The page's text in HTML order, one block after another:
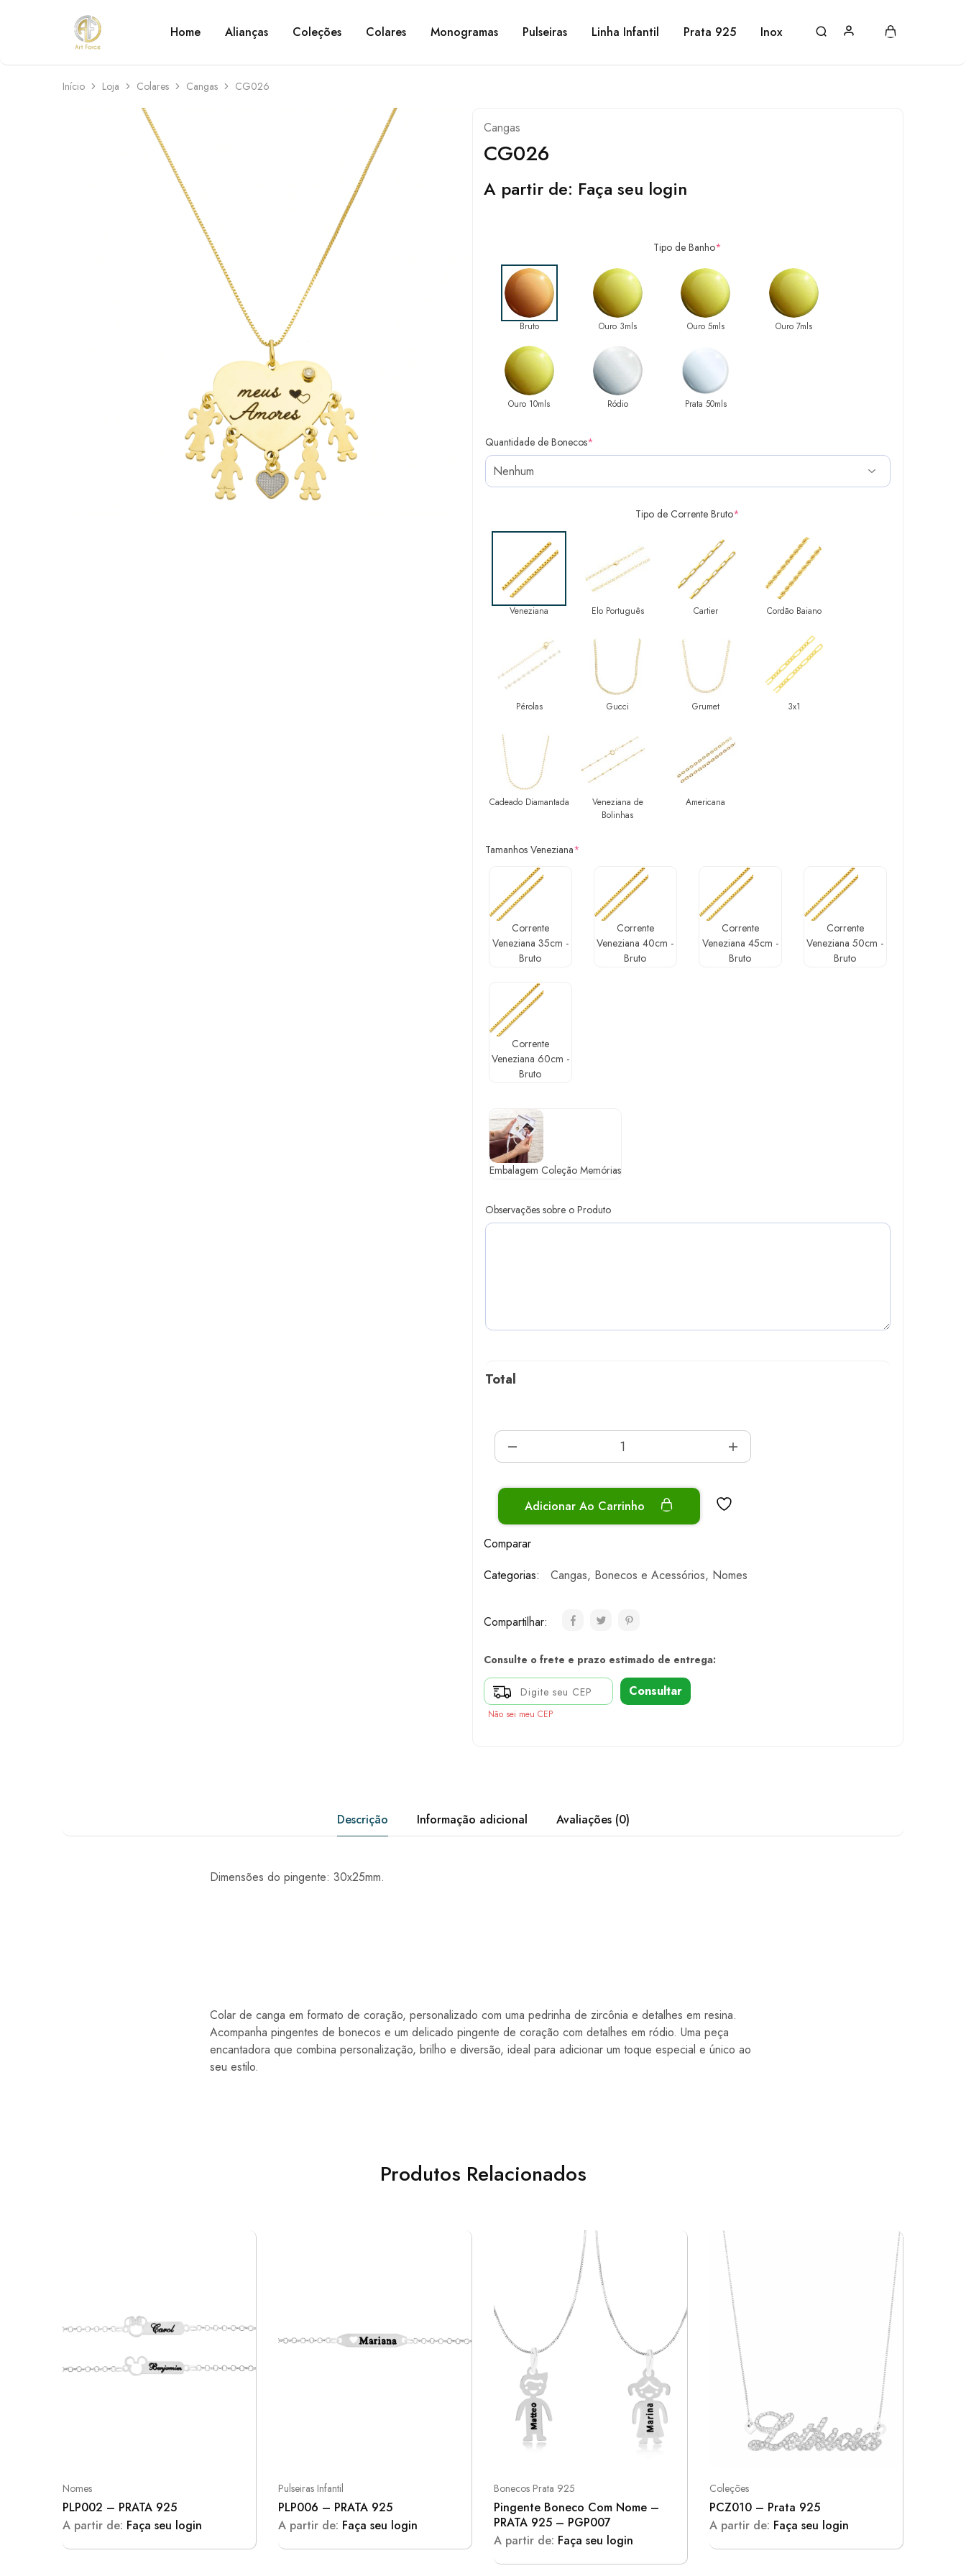
Art
Force
Semijoias
personalizadas
Home Alianças Coleções Colares Monogramas Pulseiras Linha Infantil Prata 925 Inox
Início Loja Colares Cangas CG026
Cangas
CG026
A partir de: Faça seu login
Tipo de Banho*
Bruto Ouro 3mls Ouro 5mls Ouro 7mls
Ouro 10mls Ródio Prata 50mls
Quantidade de Bonecos*
Tipo de Corrente Bruto*
Veneziana Elo Português Cartier Cordão Baiano
Pérolas Gucci Grumet 3x1
Cadeado Diamantada
Veneziana de
Bolinhas
Americana
Tamanhos Veneziana*
Corrente
Veneziana 35cm -
Bruto
Corrente
Veneziana 40cm -
Bruto
Corrente
Veneziana 45cm -
Bruto
Corrente
Veneziana 50cm -
Bruto
Corrente
Veneziana 60cm -
Bruto
Embalagem Coleção Memórias
Observações sobre o Produto
Total
Adicionar Ao Carrinho
Comparar
Categorias:
Cangas, Bonecos e Acessórios, Nomes
Compartilhar:
Consulte o frete e prazo estimado de entrega:
Consultar
Não sei meu CEP
Descrição Informação adicional Avaliações (0)
Dimensões do pingente: 30x25mm.
Colar de canga em formato de coração, personalizado com uma pedrinha de zircônia e detalhes em resina.
Acompanha pingentes de bonecos e um delicado pingente de coração com detalhes em ródio. Uma peça
encantadora que combina personalização, brilho e diversão, ideal para adicionar um toque especial e único ao
seu estilo.
Produtos Relacionados
Nomes
PLP002 – PRATA 925
A partir de: Faça seu login
Pulseiras Infantil
PLP006 – PRATA 925
A partir de: Faça seu login
Bonecos Prata 925
Pingente Boneco Com Nome –
PRATA 925 – PGP007
A partir de: Faça seu login
Coleções
PCZ010 – Prata 925
A partir de: Faça seu login